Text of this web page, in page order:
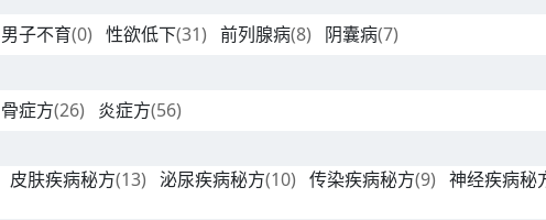
男子不育(0) 性欲低下(31) 前列腺病(8) 阴囊病(7)
骨症方(26) 炎症方(56)
皮肤疾病秘方(13) 泌尿疾病秘方(10) 传染疾病秘方(9) 神经疾病秘